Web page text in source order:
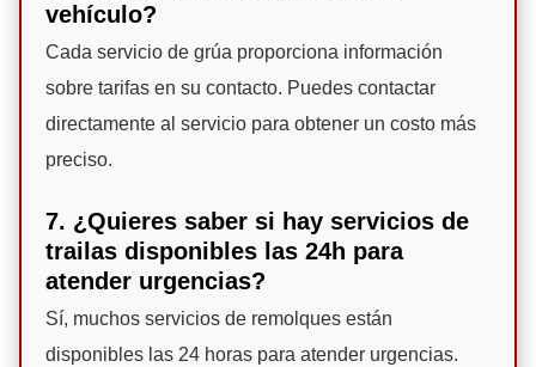
vehículo?
Cada servicio de grúa proporciona información
sobre tarifas en su contacto. Puedes contactar
directamente al servicio para obtener un costo más
preciso.
7. ¿Quieres saber si hay servicios de
trailas disponibles las 24h para
atender urgencias?
Sí, muchos servicios de remolques están
disponibles las 24 horas para atender urgencias.